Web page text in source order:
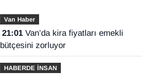
Van Haber
21:01Van’da kira fiyatları emekli
bütçesini zorluyor
HABERDE İNSAN